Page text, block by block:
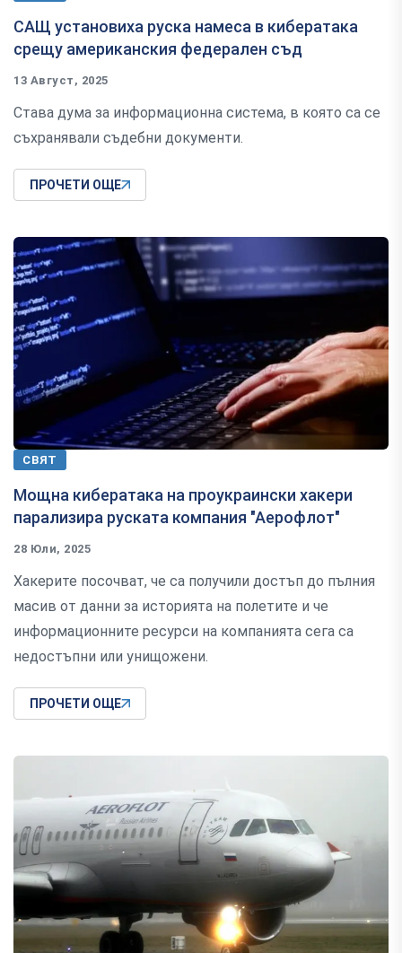
САЩ установиха руска намеса в кибератака
срещу американския федерален съд
13 Август, 2025
Става дума за информационна система, в която са се
съхранявали съдебни документи.
ПРОЧЕТИ ОЩЕ
СВЯТ
Мощна кибератака на проукраински хакери
парализира руската компания "Аерофлот"
28 Юли, 2025
Хакерите посочват, че са получили достъп до пълния
масив от данни за историята на полетите и че
информационните ресурси на компанията сега са
недостъпни или унищожени.
ПРОЧЕТИ ОЩЕ